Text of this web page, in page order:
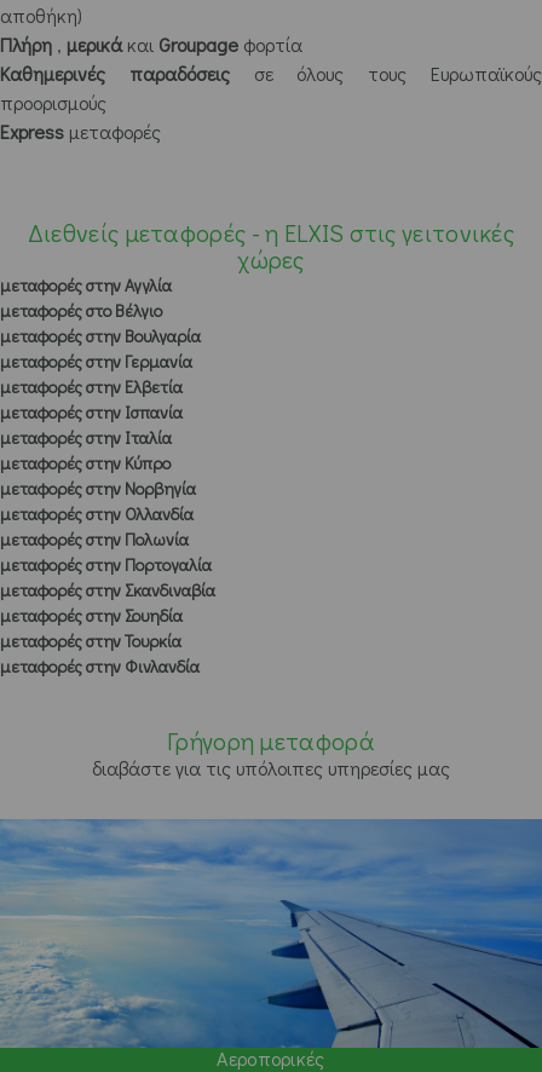
αποθήκη)
Πλήρη , μερικάκαι Groupage φορτία
Καθημερινές παραδόσειςσε όλους τους Ευρωπαϊκούς
προορισμούς
Express μεταφορές
Διεθνείς μεταφορές - η ELXIS στις γειτονικές
χώρες
μεταφορές στην Αγγλία
μεταφορές στο Βέλγιο
μεταφορές στην Βουλγαρία
μεταφορές στην Γερμανία
μεταφορές στην Ελβετία
μεταφορές στην Ισπανία
μεταφορές στην Ιταλία
μεταφορές στην Κύπρο
μεταφορές στην Νορβηγία
μεταφορές στην Ολλανδία
μεταφορές στην Πολωνία
μεταφορές στην Πορτογαλία
μεταφορές στην Σκανδιναβία
μεταφορές στην Σουηδία
μεταφορές στην Τουρκία
μεταφορές στην Φινλανδία
Γρήγορη μεταφορά
διαβάστε για τις υπόλοιπες υπηρεσίες μας
Αεροπορικές